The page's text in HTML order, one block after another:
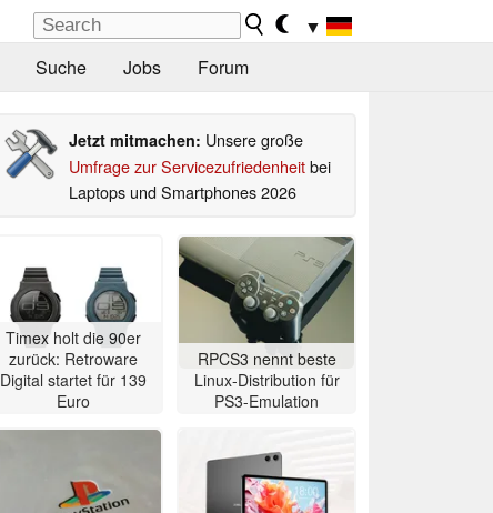
▼
Suche Jobs Forum
Jetzt mitmachen: Unsere große
Umfrage zur Servicezufriedenheitbei
Laptops und Smartphones 2026
Timex holt die 90er
zurück: Retroware
Digital startet für 139
Euro
RPCS3 nennt beste
Linux-Distribution für
PS3-Emulation